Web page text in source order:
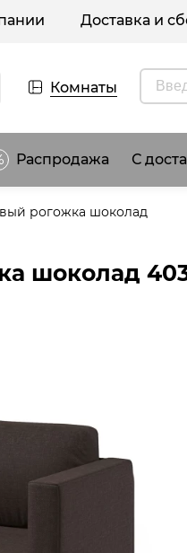
Доставка и
Комнаты
Распродажа С
рогожка шоколад
шоколад